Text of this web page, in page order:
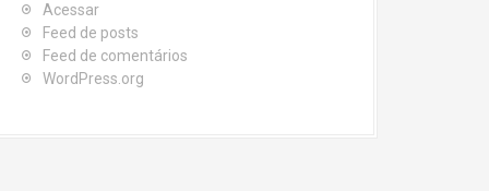
Acessar
Feed de posts
Feed de comentários
WordPress.org